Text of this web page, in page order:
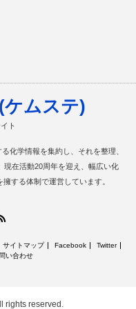
ムステ)
ト
化学情報を集約し、それを整理、
現在活動20周年を迎え、幅広い化
する体制で運営しています。
サイトマップ Facebook
Twitter
い合わせ
rights reserved.